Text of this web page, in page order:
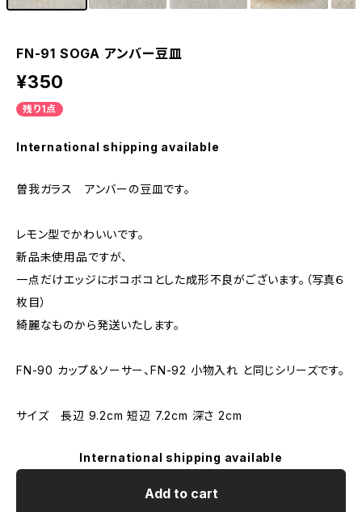
FN-91 SOGA アンバー豆皿
¥350
残り1点
International shipping available
曽我ガラス アンバーの豆皿です。
レモン型でかわいいです。
新品未使用品ですが、
一点だけエッジにボコボコとした成形不良がございます。（写真６
枚目）
綺麗なものから発送いたします。
FN-90 カップ＆ソーサー、FN-92 小物入れ と同じシリーズです。
サイズ 長辺 9.2cm 短辺 7.2cm 深さ 2cm
International shipping available
Add to cart